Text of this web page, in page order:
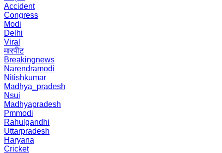
Accident
Congress
Modi
Delhi
Viral
मारपीट
Breakingnews
Narendramodi
Nitishkumar
Madhya_pradesh
Nsui
Madhyapradesh
Pmmodi
Rahulgandhi
Uttarpradesh
Haryana
Cricket